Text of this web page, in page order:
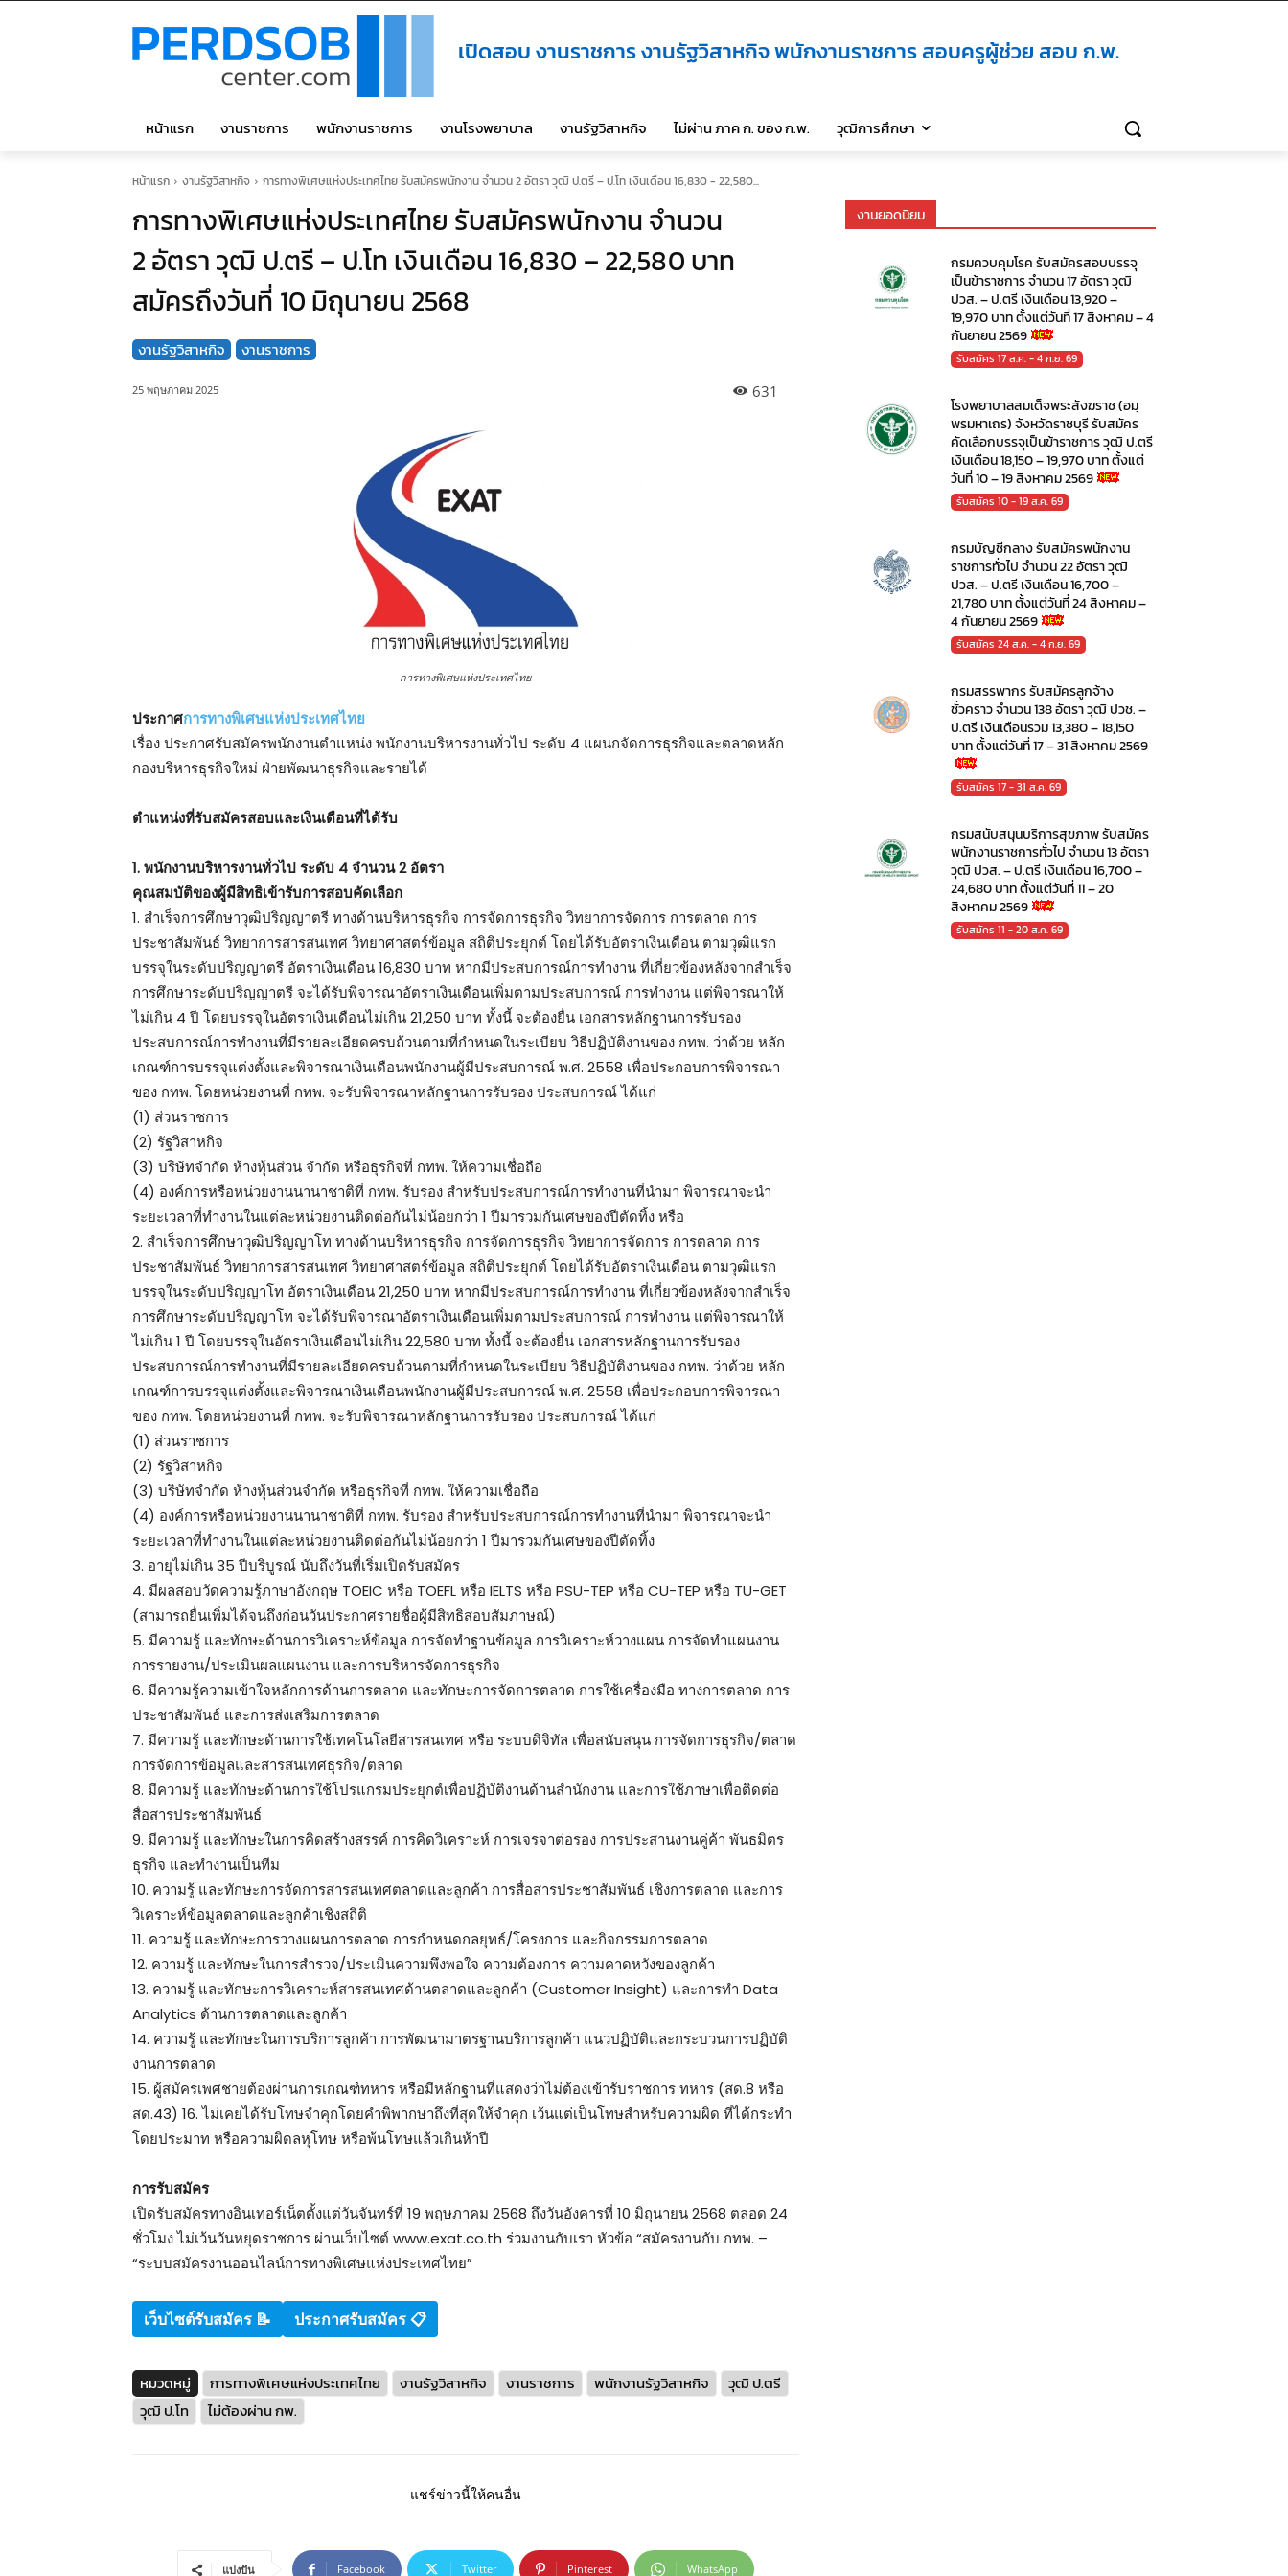
เปิดสอบ งานราชการ งานรัฐวิสาหกิจ พนักงานราชการ สอบครูผู้ช่วย สอบ ก.พ.
หน้าแรก งานราชการ พนักงานราชการ งานโรงพยาบาล งานรัฐวิสาหกิจ ไม่ผ่าน ภาค ก. ของ ก.พ. วุฒิการศึกษา
หน้าแรก งานรัฐวิสาหกิจ การทางพิเศษแห่งประเทศไทย รับสมัครพนักงาน จำนวน 2 อัตรา วุฒิ ป.ตรี – ป.โท เงินเดือน 16,830 - 22,580...
การทางพิเศษแห่งประเทศไทย รับสมัครพนักงาน จำนวน
2 อัตรา วุฒิ ป.ตรี – ป.โท เงินเดือน 16,830 – 22,580 บาท
สมัครถึงวันที่ 10 มิถุนายน 2568
งานรัฐวิสาหกิจ งานราชการ
25 พฤษภาคม 2025 631
การทางพิเศษแห่งประเทศไทย
ประกาศการทางพิเศษแห่งประเทศไทย
เรื่อง ประกาศรับสมัครพนักงานตำแหน่ง พนักงานบริหารงานทั่วไป ระดับ 4 แผนกจัดการธุรกิจและตลาดหลัก
กองบริหารธุรกิจใหม่ ฝ่ายพัฒนาธุรกิจและรายได้
ตําแหน่งที่รับสมัครสอบและเงินเดือนที่ได้รับ
1. พนักงานบริหารงานทั่วไป ระดับ 4 จำนวน 2 อัตรา
คุณสมบัติของผู้มีสิทธิเข้ารับการสอบคัดเลือก
1. สำเร็จการศึกษาวุฒิปริญญาตรี ทางด้านบริหารธุรกิจ การจัดการธุรกิจ วิทยาการจัดการ การตลาด การ
ประชาสัมพันธ์ วิทยาการสารสนเทศ วิทยาศาสตร์ข้อมูล สถิติประยุกต์ โดยได้รับอัตราเงินเดือน ตามวุฒิแรก
บรรจุในระดับปริญญาตรี อัตราเงินเดือน 16,830 บาท หากมีประสบการณ์การทำงาน ที่เกี่ยวข้องหลังจากสำเร็จ
การศึกษาระดับปริญญาตรี จะได้รับพิจารณาอัตราเงินเดือนเพิ่มตามประสบการณ์ การทำงาน แต่พิจารณาให้
ไม่เกิน 4 ปี โดยบรรจุในอัตราเงินเดือนไม่เกิน 21,250 บาท ทั้งนี้ จะต้องยื่น เอกสารหลักฐานการรับรอง
ประสบการณ์การทำงานที่มีรายละเอียดครบถ้วนตามที่กำหนดในระเบียบ วิธีปฏิบัติงานของ กทพ. ว่าด้วย หลัก
เกณฑ์การบรรจุแต่งตั้งและพิจารณาเงินเดือนพนักงานผู้มีประสบการณ์ พ.ศ. 2558 เพื่อประกอบการพิจารณา
ของ กทพ. โดยหน่วยงานที่ กทพ. จะรับพิจารณาหลักฐานการรับรอง ประสบการณ์ ได้แก่
(1) ส่วนราชการ
(2) รัฐวิสาหกิจ
(3) บริษัทจำกัด ห้างหุ้นส่วน จำกัด หรือธุรกิจที่ กทพ. ให้ความเชื่อถือ
(4) องค์การหรือหน่วยงานนานาชาติที่ กทพ. รับรอง สำหรับประสบการณ์การทำงานที่นำมา พิจารณาจะนำ
ระยะเวลาที่ทำงานในแต่ละหน่วยงานติดต่อกันไม่น้อยกว่า 1 ปีมารวมกันเศษของปีตัดทิ้ง หรือ
2. สำเร็จการศึกษาวุฒิปริญญาโท ทางด้านบริหารธุรกิจ การจัดการธุรกิจ วิทยาการจัดการ การตลาด การ
ประชาสัมพันธ์ วิทยาการสารสนเทศ วิทยาศาสตร์ข้อมูล สถิติประยุกต์ โดยได้รับอัตราเงินเดือน ตามวุฒิแรก
บรรจุในระดับปริญญาโท อัตราเงินเดือน 21,250 บาท หากมีประสบการณ์การทำงาน ที่เกี่ยวข้องหลังจากสำเร็จ
การศึกษาระดับปริญญาโท จะได้รับพิจารณาอัตราเงินเดือนเพิ่มตามประสบการณ์ การทำงาน แต่พิจารณาให้
ไม่เกิน 1 ปี โดยบรรจุในอัตราเงินเดือนไม่เกิน 22,580 บาท ทั้งนี้ จะต้องยื่น เอกสารหลักฐานการรับรอง
ประสบการณ์การทำงานที่มีรายละเอียดครบถ้วนตามที่กำหนดในระเบียบ วิธีปฏิบัติงานของ กทพ. ว่าด้วย หลัก
เกณฑ์การบรรจุแต่งตั้งและพิจารณาเงินเดือนพนักงานผู้มีประสบการณ์ พ.ศ. 2558 เพื่อประกอบการพิจารณา
ของ กทพ. โดยหน่วยงานที่ กทพ. จะรับพิจารณาหลักฐานการรับรอง ประสบการณ์ ได้แก่
(1) ส่วนราชการ
(2) รัฐวิสาหกิจ
(3) บริษัทจำกัด ห้างหุ้นส่วนจำกัด หรือธุรกิจที่ กทพ. ให้ความเชื่อถือ
(4) องค์การหรือหน่วยงานนานาชาติที่ กทพ. รับรอง สำหรับประสบการณ์การทำงานที่นำมา พิจารณาจะนำ
ระยะเวลาที่ทำงานในแต่ละหน่วยงานติดต่อกันไม่น้อยกว่า 1 ปีมารวมกันเศษของปีตัดทิ้ง
3. อายุไม่เกิน 35 ปีบริบูรณ์ นับถึงวันที่เริ่มเปิดรับสมัคร
4. มีผลสอบวัดความรู้ภาษาอังกฤษ TOEIC หรือ TOEFL หรือ IELTS หรือ PSU-TEP หรือ CU-TEP หรือ TU-GET
(สามารถยื่นเพิ่มได้จนถึงก่อนวันประกาศรายชื่อผู้มีสิทธิสอบสัมภาษณ์)
5. มีความรู้ และทักษะด้านการวิเคราะห์ข้อมูล การจัดทำฐานข้อมูล การวิเคราะห์วางแผน การจัดทำแผนงาน
การรายงาน/ประเมินผลแผนงาน และการบริหารจัดการธุรกิจ
6. มีความรู้ความเข้าใจหลักการด้านการตลาด และทักษะการจัดการตลาด การใช้เครื่องมือ ทางการตลาด การ
ประชาสัมพันธ์ และการส่งเสริมการตลาด
7. มีความรู้ และทักษะด้านการใช้เทคโนโลยีสารสนเทศ หรือ ระบบดิจิทัล เพื่อสนับสนุน การจัดการธุรกิจ/ตลาด
การจัดการข้อมูลและสารสนเทศธุรกิจ/ตลาด
8. มีความรู้ และทักษะด้านการใช้โปรแกรมประยุกต์เพื่อปฏิบัติงานด้านสำนักงาน และการใช้ภาษาเพื่อติดต่อ
สื่อสารประชาสัมพันธ์
9. มีความรู้ และทักษะในการคิดสร้างสรรค์ การคิดวิเคราะห์ การเจรจาต่อรอง การประสานงานคู่ค้า พันธมิตร
ธุรกิจ และทำงานเป็นทีม
10. ความรู้ และทักษะการจัดการสารสนเทศตลาดและลูกค้า การสื่อสารประชาสัมพันธ์ เชิงการตลาด และการ
วิเคราะห์ข้อมูลตลาดและลูกค้าเชิงสถิติ
11. ความรู้ และทักษะการวางแผนการตลาด การกำหนดกลยุทธ์/โครงการ และกิจกรรมการตลาด
12. ความรู้ และทักษะในการสำรวจ/ประเมินความพึงพอใจ ความต้องการ ความคาดหวังของลูกค้า
13. ความรู้ และทักษะการวิเคราะห์สารสนเทศด้านตลาดและลูกค้า (Customer Insight) และการทำ Data
Analytics ด้านการตลาดและลูกค้า
14. ความรู้ และทักษะในการบริการลูกค้า การพัฒนามาตรฐานบริการลูกค้า แนวปฏิบัติและกระบวนการปฏิบัติ
งานการตลาด
15. ผู้สมัครเพศชายต้องผ่านการเกณฑ์ทหาร หรือมีหลักฐานที่แสดงว่าไม่ต้องเข้ารับราชการ ทหาร (สด.8 หรือ
สด.43) 16. ไม่เคยได้รับโทษจำคุกโดยคำพิพากษาถึงที่สุดให้จำคุก เว้นแต่เป็นโทษสำหรับความผิด ที่ได้กระทำ
โดยประมาท หรือความผิดลหุโทษ หรือพ้นโทษแล้วเกินห้าปี
การรับสมัคร
เปิดรับสมัครทางอินเทอร์เน็ตตั้งแต่วันจันทร์ที่ 19 พฤษภาคม 2568 ถึงวันอังคารที่ 10 มิถุนายน 2568 ตลอด 24
ชั่วโมง ไม่เว้นวันหยุดราชการ ผ่านเว็บไซต์ www.exat.co.th ร่วมงานกับเรา หัวข้อ “สมัครงานกับ กทพ. –
“ระบบสมัครงานออนไลน์การทางพิเศษแห่งประเทศไทย”
เว็บไซต์รับสมัคร 📝 ประกาศรับสมัคร 📋
หมวดหมู่ การทางพิเศษแห่งประเทศไทย งานรัฐวิสาหกิจ งานราชการ พนักงานรัฐวิสาหกิจ
วุฒิ ป.ตรี
วุฒิ ป.โท
ไม่ต้องผ่าน กพ.
แชร์ข่าวนี้ให้คนอื่น
แบ่งปัน Facebook Twitter Pinterest WhatsApp
งานยอดนิยม
กรมควบคุมโรค รับสมัครสอบบรรจุ
เป็นข้าราชการ จำนวน 17 อัตรา วุฒิ
ปวส. – ป.ตรี เงินเดือน 13,920 –
19,970 บาท ตั้งแต่วันที่ 17 สิงหาคม – 4
กันยายน 2569
รับสมัคร 17 ส.ค. - 4 ก.ย. 69
โรงพยาบาลสมเด็จพระสังฆราช (อมฺ
พรมหาเถร) จังหวัดราชบุรี รับสมัคร
คัดเลือกบรรจุเป็นข้าราชการ วุฒิ ป.ตรี
เงินเดือน 18,150 – 19,970 บาท ตั้งแต่
วันที่ 10 – 19 สิงหาคม 2569
รับสมัคร 10 - 19 ส.ค. 69
กรมบัญชีกลาง รับสมัครพนักงาน
ราชการทั่วไป จำนวน 22 อัตรา วุฒิ
ปวส. – ป.ตรี เงินเดือน 16,700 –
21,780 บาท ตั้งแต่วันที่ 24 สิงหาคม –
4 กันยายน 2569
รับสมัคร 24 ส.ค. - 4 ก.ย. 69
กรมสรรพากร รับสมัครลูกจ้าง
ชั่วคราว จำนวน 138 อัตรา วุฒิ ปวช. –
ป.ตรี เงินเดือนรวม 13,380 – 18,150
บาท ตั้งแต่วันที่ 17 – 31 สิงหาคม 2569
รับสมัคร 17 - 31 ส.ค. 69
กรมสนับสนุนบริการสุขภาพ รับสมัคร
พนักงานราชการทั่วไป จำนวน 13 อัตรา
วุฒิ ปวส. – ป.ตรี เงินเดือน 16,700 –
24,680 บาท ตั้งแต่วันที่ 11 – 20
สิงหาคม 2569
รับสมัคร 11 - 20 ส.ค. 69